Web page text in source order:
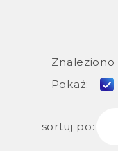
Znaleziono
Pokaż:
sortuj po: